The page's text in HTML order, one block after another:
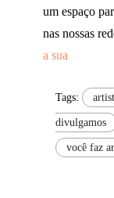
um espaço
nas nossas
a sua
Tags:
divulgamos
você faz